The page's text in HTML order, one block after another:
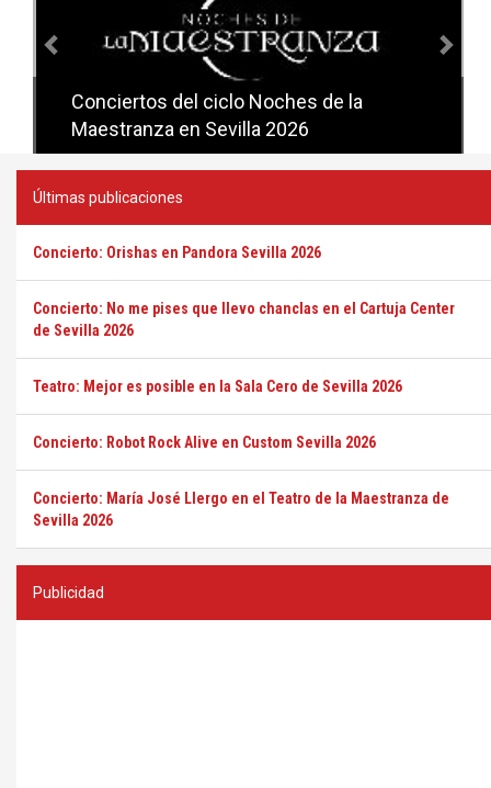
Conciertos del ciclo Noches de la
Maestranza en Sevilla 2026
Conciertos del ciclo Candlelight en
Sevilla
Últimas publicaciones
Concierto: Orishas en Pandora Sevilla 2026
Concierto: No me pises que llevo chanclas en el Cartuja Center
de Sevilla 2026
Teatro: Mejor es posible en la Sala Cero de Sevilla 2026
Concierto: Robot Rock Alive en Custom Sevilla 2026
Concierto: María José Llergo en el Teatro de la Maestranza de
Sevilla 2026
Publicidad